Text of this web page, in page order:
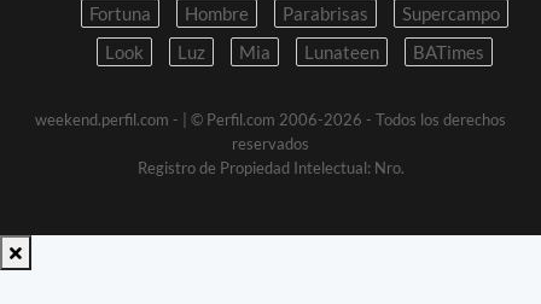
Fortuna
Hombre Parabrisas
Supercampo
Look
Luz Mia Lunateen BATimes
weekend.perfil.com - | © Perfil.com 2006-2026 - Todos los derechos
reservados
Registro de Propiedad Intelectual: Nro.